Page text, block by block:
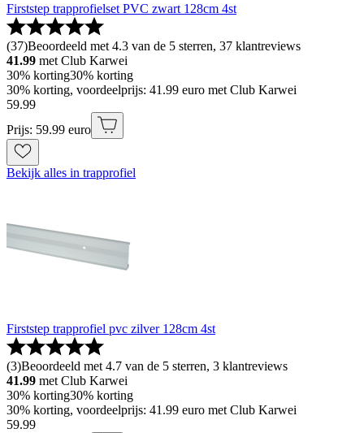
Firststep trapprofielset PVC zwart 128cm 4st
(37)Beoordeeld met 4.3 van de 5 sterren, 37 klantreviews
41.99 met Club Karwei
30% korting30% korting
30% korting, voordeelprijs: 41.99 euro met Club Karwei
59.99
Prijs: 59.99 euro
Bekijk alles in trapprofiel
Firststep trapprofiel pvc zilver 128cm 4st
(3)Beoordeeld met 4.7 van de 5 sterren, 3 klantreviews
41.99 met Club Karwei
30% korting30% korting
30% korting, voordeelprijs: 41.99 euro met Club Karwei
59.99